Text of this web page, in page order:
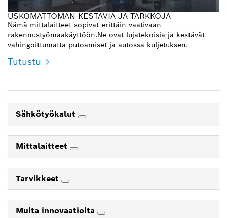
USKOMATTOMAN KESTÄVIÄ JA TARKKOJA
Nämä mittalaitteet sopivat erittäin vaativaan
rakennustyömaakäyttöön.Ne ovat lujatekoisia ja kestävät
vahingoittumatta putoamiset ja autossa kuljetuksen.
Tutustu
Sähkötyökalut
Mittalaitteet
Tarvikkeet
Muita innovaatioita